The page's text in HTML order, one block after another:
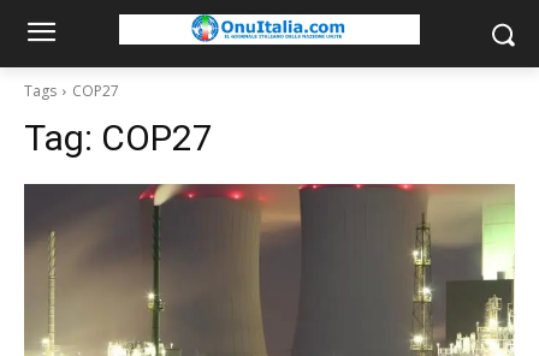
Tags COP27
Tag: COP27